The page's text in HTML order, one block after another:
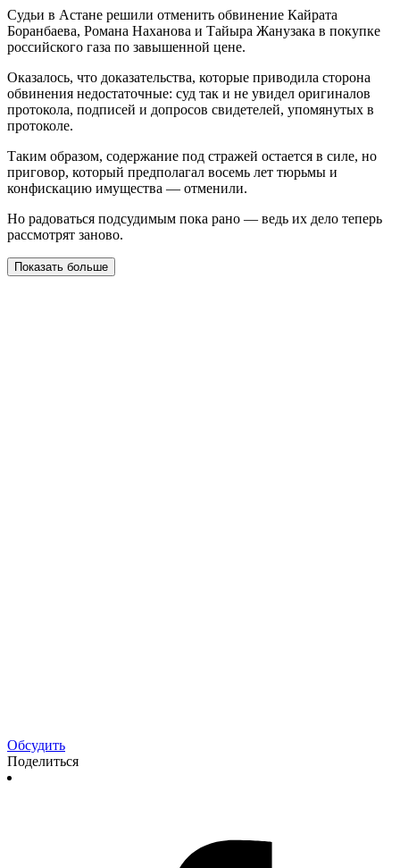
Судьи в Астане решили отменить обвинение Кайрата
Боранбаева, Романа Наханова и Тайыра Жанузака в покупке
российского газа по завышенной цене.
Оказалось, что доказательства, которые приводила сторона
обвинения недостаточные: суд так и не увидел оригиналов
протокола, подписей и допросов свидетелей, упомянутых в
протоколе.
Таким образом, содержание под стражей остается в силе, но
приговор, который предполагал восемь лет тюрьмы и
конфискацию имущества — отменили.
Но радоваться подсудимым пока рано — ведь их дело теперь
рассмотрят заново.
Показать больше
Обсудить
Поделиться